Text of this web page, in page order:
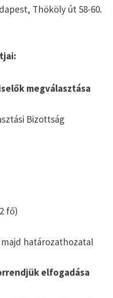
Thököly út 58-60.
megválasztása
Bizottság
fő)
határozathozatal
elfogadása